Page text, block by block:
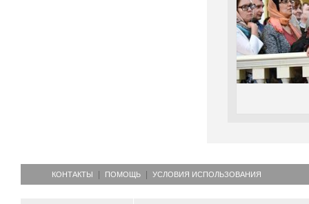
КОНТАКТЫ ПОМОЩЬ УСЛОВИЯ ИСПОЛЬЗОВАНИЯ